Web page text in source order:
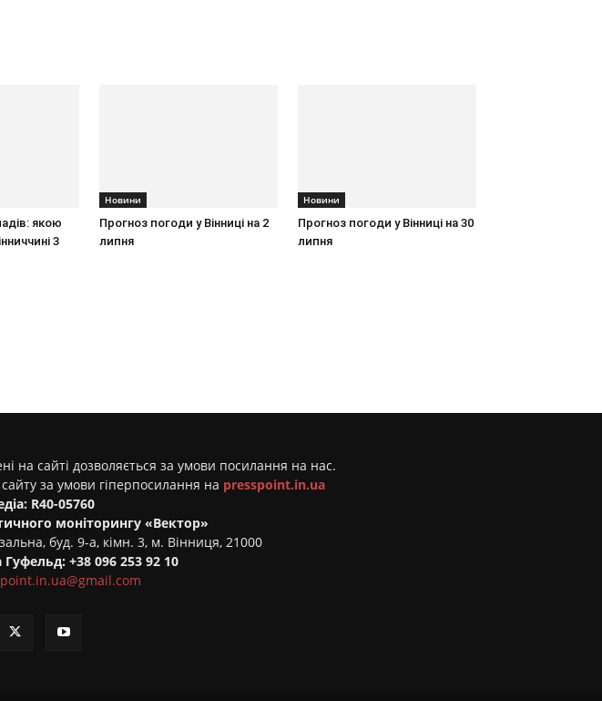
якою
3
Новини
Прогноз погоди у Вінниці на 2
липня
Новини
Прогноз погоди у Вінниці на 30
липня
на сайті дозволяється за умови посилання на нас.
за умови гіперпосилання на presspoint.in.ua
R40-05760
моніторингу «Вектор»
буд. 9-а, кімн. 3, м. Вінниця, 21000
+38 096 253 92 10